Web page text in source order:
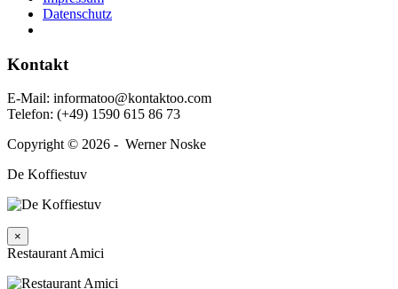
Daten­schutz
Kontakt
E‑Mail: informatoo@kontaktoo.com
Telefon: (+49) 1590 615 86 73
Copyright © 2026 - Werner Noske
De Koffiestuv
×
Restaurant Amici